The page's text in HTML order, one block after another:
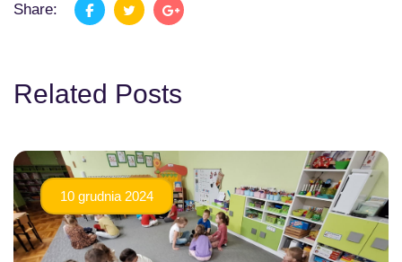
Share:
Related Posts
10 grudnia 2024